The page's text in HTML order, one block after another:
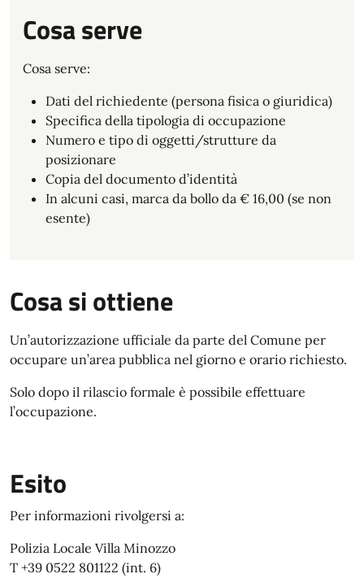
Cosa serve
Cosa serve:
Dati del richiedente (persona fisica o giuridica)
Specifica della tipologia di occupazione
Numero e tipo di oggetti/strutture da
posizionare
Copia del documento d’identità
In alcuni casi, marca da bollo da € 16,00 (se non
esente)
Cosa si ottiene
Un’autorizzazione ufficiale da parte del Comune per
occupare un’area pubblica nel giorno e orario richiesto.
Solo dopo il rilascio formale è possibile effettuare
l’occupazione.
Esito
Per informazioni rivolgersi a:
Polizia Locale Villa Minozzo
T +39 0522 801122 (int. 6)